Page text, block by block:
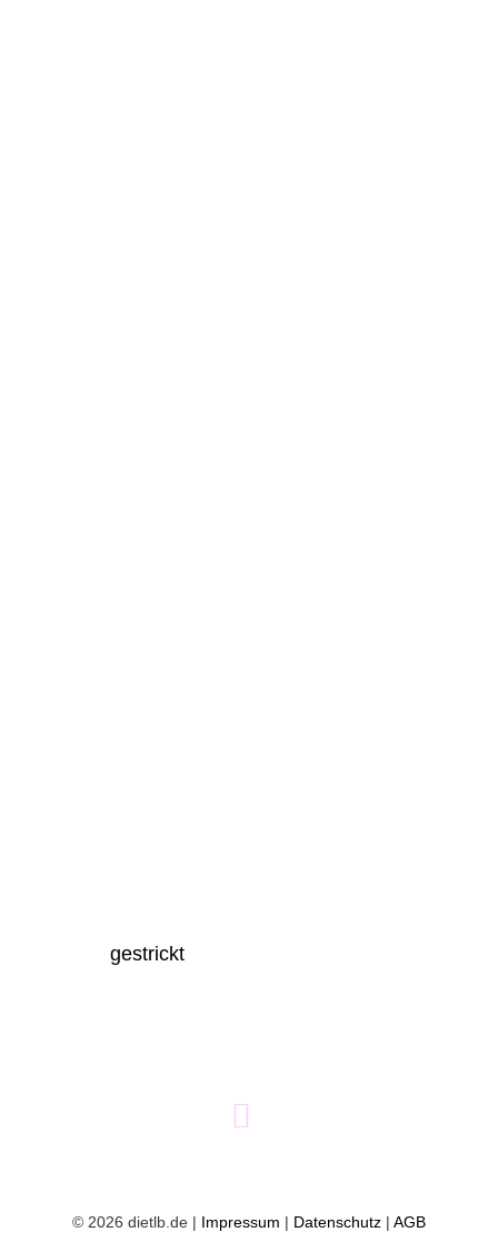
gestrickt
© 2026 dietlb.de | Impressum | Datenschutz | AGB